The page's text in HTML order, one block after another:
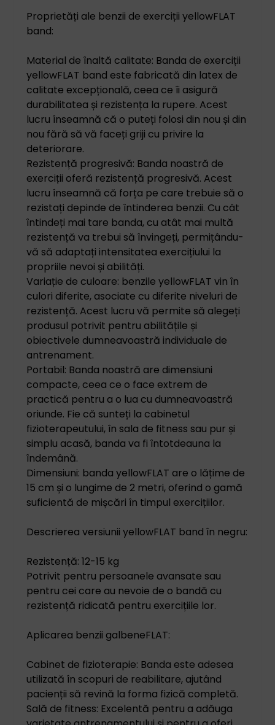
Proprietăți ale benzii de exerciții yellowFLAT
band:
Material de înaltă calitate: Banda de exerciții
yellowFLAT band este fabricată din latex de
calitate excepțională, ceea ce îi asigură
durabilitatea și rezistența la rupere. Acest
lucru înseamnă că o puteți folosi din nou și din
nou fără să vă faceți griji cu privire la
deteriorare.
Rezistență progresivă: Banda noastră de
exerciții oferă rezistență progresivă. Acest
lucru înseamnă că forța pe care trebuie să o
rezistați depinde de întinderea benzii. Cu cât
întindeți mai tare banda, cu atât mai multă
rezistență va trebui să învingeți, permițându-
vă să adaptați intensitatea exercițiului la
propriile nevoi și abilități.
Variație de culoare: benzile yellowFLAT vin în
culori diferite, asociate cu diferite niveluri de
rezistență. Acest lucru vă permite să alegeți
produsul potrivit pentru abilitățile și
obiectivele dumneavoastră individuale de
antrenament.
Portabil: Banda noastră are dimensiuni
compacte, ceea ce o face extrem de
practică pentru a o lua cu dumneavoastră
oriunde. Fie că sunteți la cabinetul
fizioterapeutului, în sala de fitness sau pur și
simplu acasă, banda va fi întotdeauna la
îndemână.
Dimensiuni: banda yellowFLAT are o lățime de
15 cm și o lungime de 2 metri, oferind o gamă
suficientă de mișcări în timpul exercițiilor.
Descrierea versiunii yellowFLAT band în negru:
Rezistență: 12-15 kg
Potrivit pentru persoanele avansate sau
pentru cei care au nevoie de o bandă cu
rezistență ridicată pentru exercițiile lor.
Aplicarea benzii galbeneFLAT:
Cabinet de fizioterapie: Banda este adesea
utilizată în scopuri de reabilitare, ajutând
pacienții să revină la forma fizică completă.
Sală de fitness: Excelentă pentru a adăuga